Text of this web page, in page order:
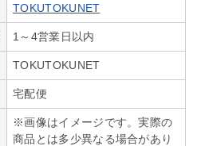
TOKUTOKUNET
1～4営業日以内
TOKUTOKUNET
宅配便
※画像はイメージです。実際の
商品とは多少異なる場合があり